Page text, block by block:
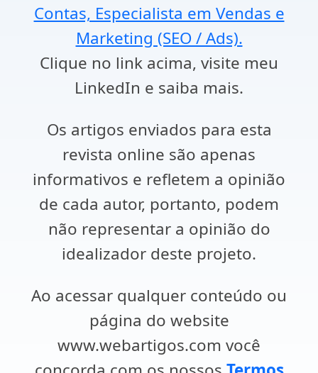
Contas, Especialista em Vendas e
Marketing (SEO / Ads).
Clique no link acima, visite meu
LinkedIn e saiba mais.
Os artigos enviados para esta
revista online são apenas
informativos e refletem a opinião
de cada autor, portanto, podem
não representar a opinião do
idealizador deste projeto.
Ao acessar qualquer conteúdo ou
página do website
www.webartigos.com você